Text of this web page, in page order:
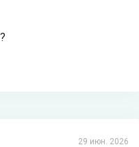
29 июн. 2026